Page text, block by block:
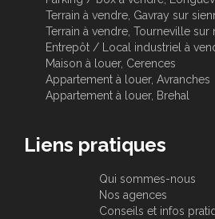
Terrain à vendre, Gavray sur
Terrain à vendre, Tourneville sur
Entrepôt / Local industriel à
Maison à louer, Cerences
Appartement à louer, Avranches
Appartement à louer, Brehal
Liens pratiques
Qui sommes-nous
Nos agences
Conseils et infos